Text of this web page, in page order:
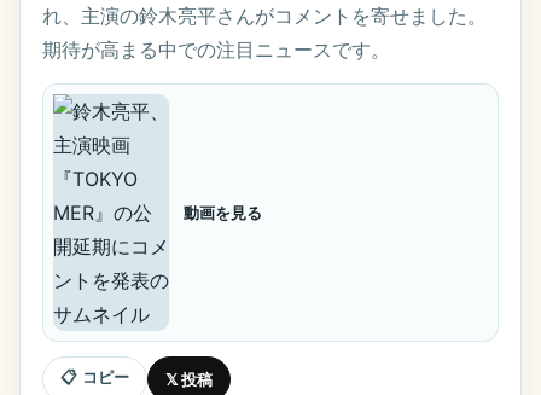
れ、主演の鈴木亮平さんがコメントを寄せました。
期待が高まる中での注目ニュースです。
動画を見る
📋 コピー 𝕏 投稿